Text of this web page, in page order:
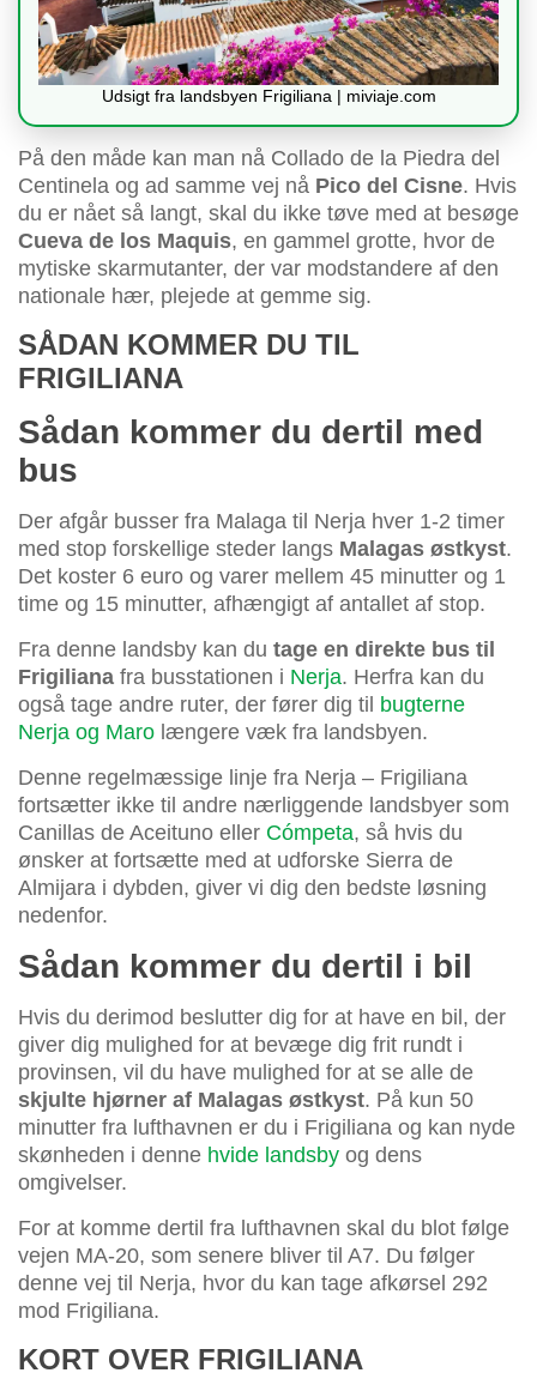
Udsigt fra landsbyen Frigiliana | miviaje.com
På den måde kan man nå Collado de la Piedra del
Centinela og ad samme vej nå Pico del Cisne. Hvis
du er nået så langt, skal du ikke tøve med at besøge
Cueva de los Maquis, en gammel grotte, hvor de
mytiske skarmutanter, der var modstandere af den
nationale hær, plejede at gemme sig.
SÅDAN KOMMER DU TIL
FRIGILIANA
Sådan kommer du dertil med
bus
Der afgår busser fra Malaga til Nerja hver 1-2 timer
med stop forskellige steder langs Malagas østkyst.
Det koster 6 euro og varer mellem 45 minutter og 1
time og 15 minutter, afhængigt af antallet af stop.
Fra denne landsby kan du tage en direkte bus til
Frigiliana fra busstationen i Nerja. Herfra kan du
også tage andre ruter, der fører dig til bugterne
Nerja og Maro længere væk fra landsbyen.
Denne regelmæssige linje fra Nerja – Frigiliana
fortsætter ikke til andre nærliggende landsbyer som
Canillas de Aceituno eller Cómpeta, så hvis du
ønsker at fortsætte med at udforske Sierra de
Almijara i dybden, giver vi dig den bedste løsning
nedenfor.
Sådan kommer du dertil i bil
Hvis du derimod beslutter dig for at have en bil, der
giver dig mulighed for at bevæge dig frit rundt i
provinsen, vil du have mulighed for at se alle de
skjulte hjørner af Malagas østkyst. På kun 50
minutter fra lufthavnen er du i Frigiliana og kan nyde
skønheden i denne hvide landsby og dens
omgivelser.
For at komme dertil fra lufthavnen skal du blot følge
vejen MA-20, som senere bliver til A7. Du følger
denne vej til Nerja, hvor du kan tage afkørsel 292
mod Frigiliana.
KORT OVER FRIGILIANA